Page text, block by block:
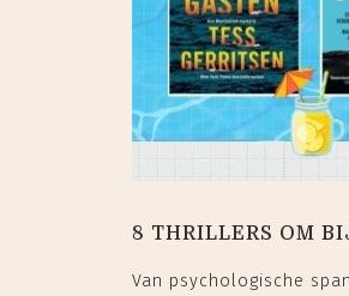
8 THRILLERS OM
Van psychologische